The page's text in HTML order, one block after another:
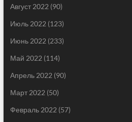
Август 2022 (90)
Июль 2022 (123)
Июнь 2022 (233)
Май 2022 (114)
Апрель 2022 (90)
Март 2022 (50)
Февраль 2022 (57)